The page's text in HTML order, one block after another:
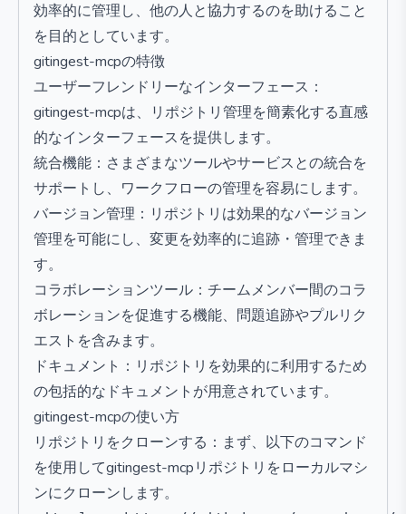
効率的に管理し、他の人と協力するのを助けること
を目的としています。
gitingest-mcpの特徴
ユーザーフレンドリーなインターフェース：
gitingest-mcpは、リポジトリ管理を簡素化する直感
的なインターフェースを提供します。
統合機能：さまざまなツールやサービスとの統合を
サポートし、ワークフローの管理を容易にします。
バージョン管理：リポジトリは効果的なバージョン
管理を可能にし、変更を効率的に追跡・管理できま
す。
コラボレーションツール：チームメンバー間のコラ
ボレーションを促進する機能、問題追跡やプルリク
エストを含みます。
ドキュメント：リポジトリを効果的に利用するため
の包括的なドキュメントが用意されています。
gitingest-mcpの使い方
リポジトリをクローンする：まず、以下のコマンド
を使用してgitingest-mcpリポジトリをローカルマシ
ンにクローンします。